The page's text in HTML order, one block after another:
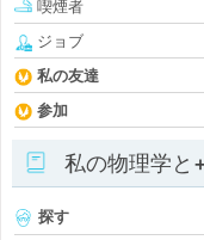
喫煙者
ジョブ
私の友達
参加
私の物理学と
探す